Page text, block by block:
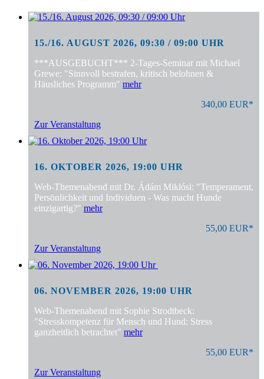
15./16. AUGUST 2026, 09:30 / 09:00 UHR
***AUSGEBUCHT*** 2-Tages-Seminar mit Michael
Grewe: "Sinnvoll bestrafen, kritisch belohnen &
Häusliches Programm" mehr
340,00 EUR*
Zur Veranstaltung
16. OKTOBER 2026, 19:00 UHR
Web-Themenabend mit Dr. Ádám Miklósi: "Temperament,
Persönlichkeit und Individuen - Was macht Hunde
einzigartig?" mehr
55,00 EUR*
Zur Veranstaltung
06. NOVEMBER 2026, 19:00 UHR
Web-Themenabend mit Sophie Strodtbeck:
"Stresskompetenz für Mensch und Hund: Stress
ganzheitlich betrachtet" mehr
55,00 EUR*
Zur Veranstaltung